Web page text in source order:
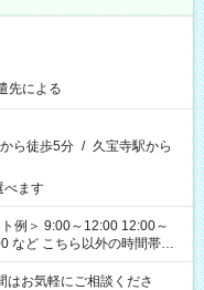
先による
ら徒歩5分 / 久宝寺駅から
ます
時間帯も
お気軽にご相談くださ